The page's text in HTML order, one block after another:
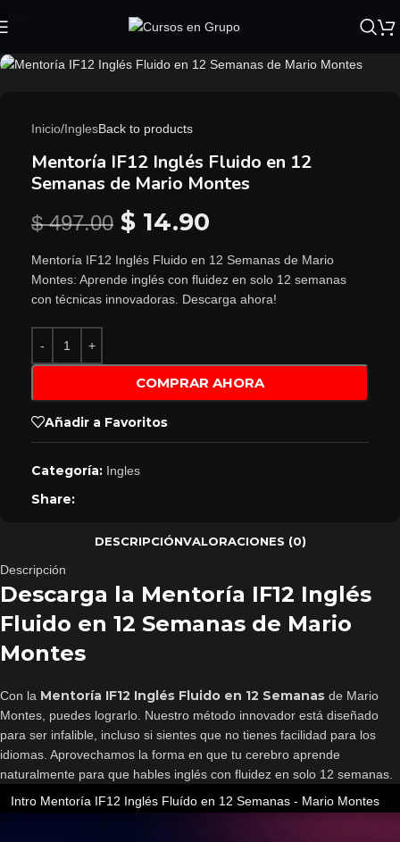
Inicio/InglesBack to products
Mentoría IF12 Inglés Fluido en 12
Semanas de Mario Montes
$497.00 $ 14.90
Mentoría IF12 Inglés Fluido en 12 Semanas de Mario
Montes: Aprende inglés con fluidez en solo 12 semanas
con técnicas innovadoras. Descarga ahora!
COMPRAR AHORA
Añadir a Favoritos
Categoría: Ingles
Share:
DESCRIPCIÓNVALORACIONES (0)
Descripción
Descarga la Mentoría IF12 Inglés
Fluido en 12 Semanas de Mario
Montes
Con la Mentoría IF12 Inglés Fluido en 12 Semanas de Mario
Montes, puedes lograrlo. Nuestro método innovador está diseñado
para ser infalible, incluso si sientes que no tienes facilidad para los
idiomas. Aprovechamos la forma en que tu cerebro aprende
naturalmente para que hables inglés con fluidez en solo 12 semanas.